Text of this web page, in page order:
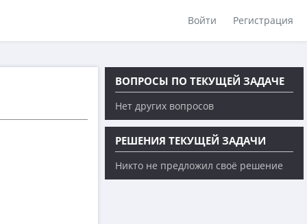
Войти Регистрация
ВОПРОСЫ ПО ТЕКУЩЕЙ ЗАДАЧЕ
Нет других вопросов
РЕШЕНИЯ ТЕКУЩЕЙ ЗАДАЧИ
Никто не предложил своё решение